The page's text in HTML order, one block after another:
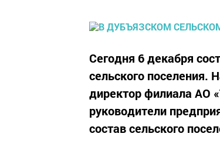
Сегодня 6 декабря
сельского поселения.
директор филиала АО
руководители
состав сельского